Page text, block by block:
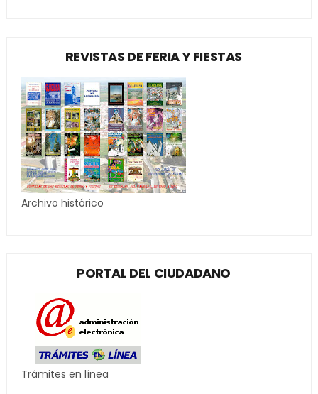
REVISTAS DE FERIA Y FIESTAS
Archivo histórico
PORTAL DEL CIUDADANO
Trámites en línea